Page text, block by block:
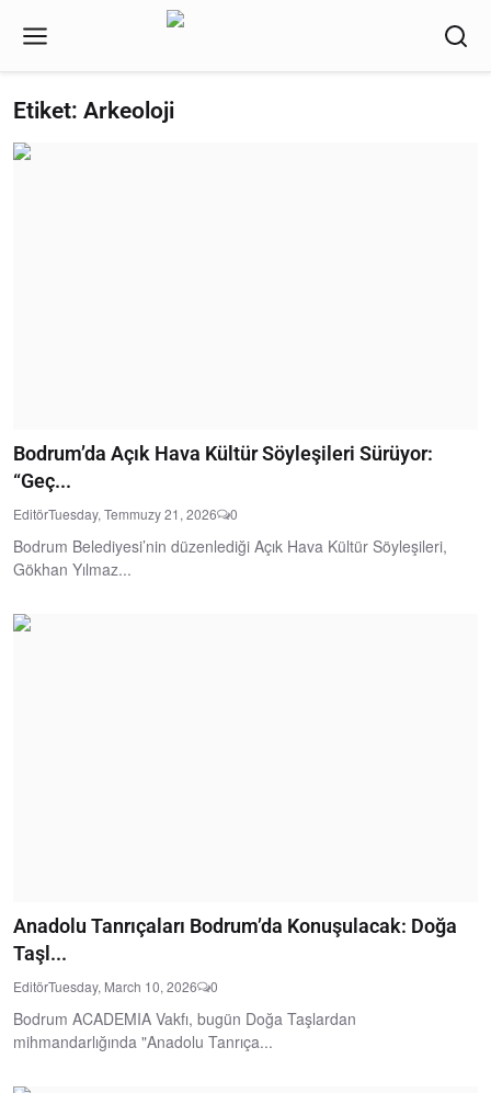
Etiket: Arkeoloji
Bodrum’da Açık Hava Kültür Söyleşileri Sürüyor:
“Geç...
EditörTuesday, Temmuzy 21, 2026 0
Bodrum Belediyesi’nin düzenlediği Açık Hava Kültür Söyleşileri,
Gökhan Yılmaz...
Anadolu Tanrıçaları Bodrum’da Konuşulacak: Doğa
Taşl...
EditörTuesday, March 10, 2026 0
Bodrum ACADEMIA Vakfı, bugün Doğa Taşlardan
mihmandarlığında "Anadolu Tanrıça...